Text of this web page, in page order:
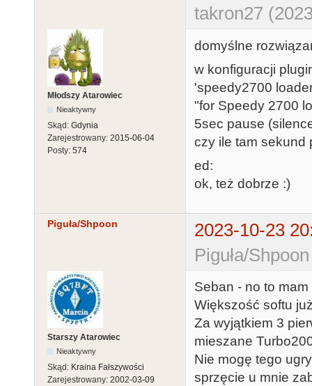
takron27
Młodszy Atarowiec
Nieaktywny
Skąd: Gdynia
Zarejestrowany: 2015-06-04
Posty: 574
domyślne
w konfiguracji
'speedy2700
"for Speedy 2700
5sec pause
czy ile tam sekund
ed:
ok, też dobrze :)
Piguła/Shpoon
2023-10-23
Piguła/
Starszy Atarowiec
Nieaktywny
Skąd: Kraina Fałszywości
Zarejestrowany: 2002-03-09
Seban - no to
Większość softu
Za wyjątkiem 3
mieszane
Nie mogę tego
sprzęcie u mnie